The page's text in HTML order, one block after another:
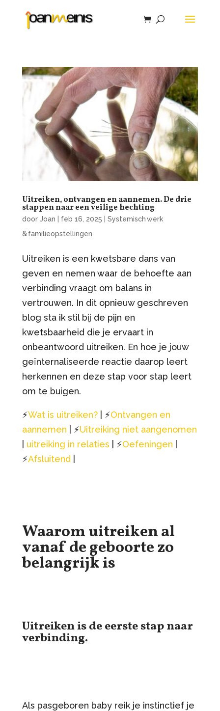
Uitreiken, ontvangen en aannemen. De drie
stappen naar een veilige hechting
door Joan feb 16, 2025
Systemisch werk
& familieopstellingen
Uitreiken is een kwetsbare dans van
geven en nemen waar de behoefte aan
verbinding vraagt om balans in
vertrouwen. In dit opnieuw geschreven
blog sta ik stil bij de pijn en
kwetsbaarheid die je ervaart in
onbeantwoord uitreiken. En hoe je jouw
geïnternaliseerde reactie daarop leert
herkennen en deze stap voor stap leert
om te buigen.
⚡️Wat is uitreiken?| ⚡️Ontvangen en
aannemen | ⚡️Uitreiking niet aangenomen
uitreiking in relaties | ⚡️Oefeningen
⚡️Afsluitend
Waarom uitreiken al
vanaf de geboorte zo
belangrijk is
Uitreiken is de eerste stap naar
verbinding.
Als pasgeboren baby reik je instinctief je